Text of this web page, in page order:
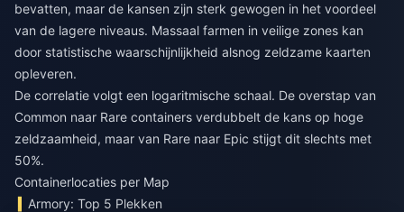
bevatten, maar de kansen zijn sterk gewogen in het voordeel
van de lagere niveaus. Massaal farmen in veilige zones kan
door statistische waarschijnlijkheid alsnog zeldzame kaarten
opleveren.
De correlatie volgt een logaritmische schaal. De overstap van
Common naar Rare containers verdubbelt de kans op hoge
zeldzaamheid, maar van Rare naar Epic stijgt dit slechts met
50%.
Containerlocaties per Map
Armory: Top 5 Plekken